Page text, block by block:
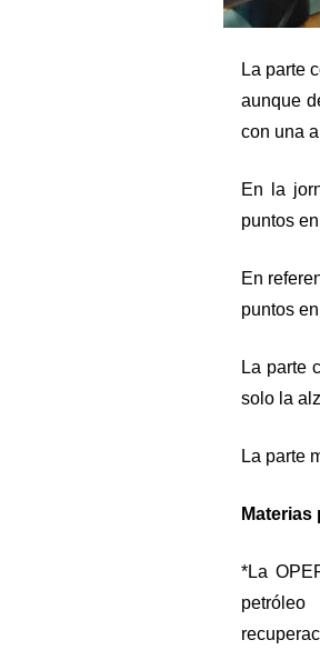
La parte
aunque
con una
En la
puntos
En
puntos
La parte
solo la
La parte
Materias
*La